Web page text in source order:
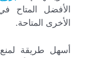
الأفضل المتاح
الأخرى المتاحة.
أسهل طريقة لمنع